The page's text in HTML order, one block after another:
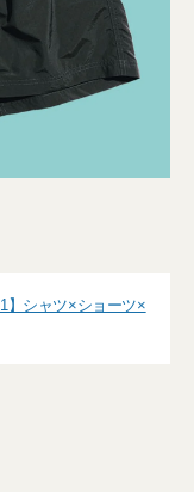
】シャツ×ショーツ×